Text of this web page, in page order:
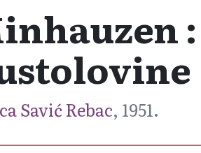
Savić Rebac, 1951.